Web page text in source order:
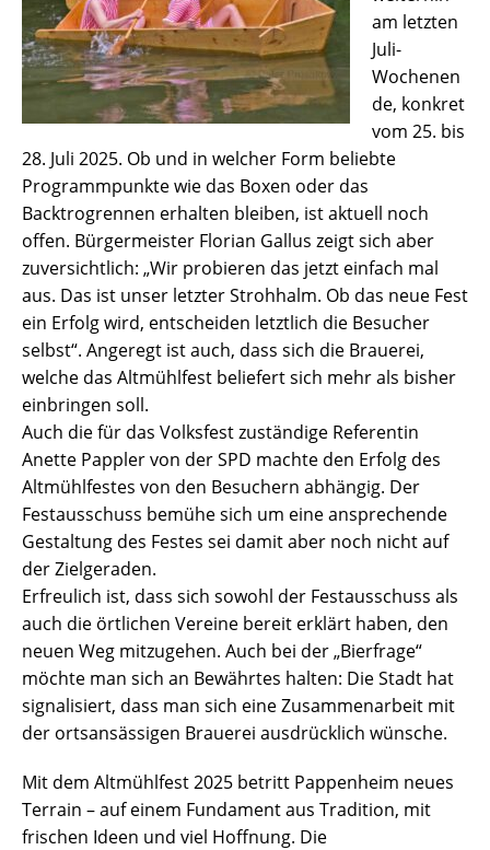
am letzten
Juli-
Wochenen
de, konkret
vom 25. bis
28. Juli 2025. Ob und in welcher Form beliebte
Programmpunkte wie das Boxen oder das
Backtrogrennen erhalten bleiben, ist aktuell noch
offen. Bürgermeister Florian Gallus zeigt sich aber
zuversichtlich: „Wir probieren das jetzt einfach mal
aus. Das ist unser letzter Strohhalm. Ob das neue Fest
ein Erfolg wird, entscheiden letztlich die Besucher
selbst“. Angeregt ist auch, dass sich die Brauerei,
welche das Altmühlfest beliefert sich mehr als bisher
einbringen soll.
Auch die für das Volksfest zuständige Referentin
Anette Pappler von der SPD machte den Erfolg des
Altmühlfestes von den Besuchern abhängig. Der
Festausschuss bemühe sich um eine ansprechende
Gestaltung des Festes sei damit aber noch nicht auf
der Zielgeraden.
Erfreulich ist, dass sich sowohl der Festausschuss als
auch die örtlichen Vereine bereit erklärt haben, den
neuen Weg mitzugehen. Auch bei der „Bierfrage“
möchte man sich an Bewährtes halten: Die Stadt hat
signalisiert, dass man sich eine Zusammenarbeit mit
der ortsansässigen Brauerei ausdrücklich wünsche.
Mit dem Altmühlfest 2025 betritt Pappenheim neues
Terrain – auf einem Fundament aus Tradition, mit
frischen Ideen und viel Hoffnung. Die